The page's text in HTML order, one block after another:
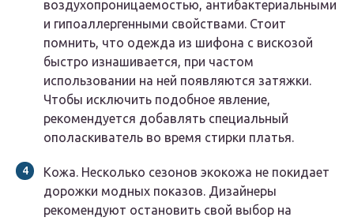
воздухопроницаемостью, антибактериальными
и гипоаллергенными свойствами. Стоит
помнить, что одежда из шифона с вискозой
быстро изнашивается, при частом
использовании на ней появляются затяжки.
Чтобы исключить подобное явление,
рекомендуется добавлять специальный
ополаскиватель во время стирки платья.
Кожа. Несколько сезонов экокожа не покидает
дорожки модных показов. Дизайнеры
рекомендуют остановить свой выбор на